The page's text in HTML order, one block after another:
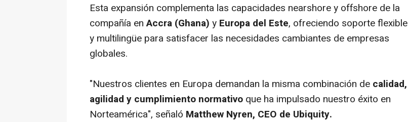
Esta expansión complementa las capacidades nearshorey offshore de la
compañía enAccra (Ghana) y Europa del Este, ofreciendo soporte flexible
y multilingüe para satisfacer las necesidades cambiantes de empresas
globales.
"Nuestros clientes en Europa demandan la misma combinación de calidad,
agilidad y cumplimiento normativo que ha impulsado nuestro éxito en
Norteamérica", señaló Matthew Nyren, CEO de Ubiquity.